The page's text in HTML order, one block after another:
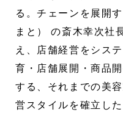
る。チェーンを展開
まと） の斎木幸次社
え、店舗経営をシス
育・店舗展開・商品
する、それまでの美
営スタイルを確立した